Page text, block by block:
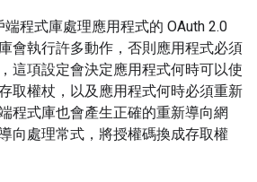
程式庫處理應用程式的 OAuth 2.0
會執行許多動作，否則應用程式必須
這項設定會決定應用程式何時可以使
取權杖，以及應用程式何時必須重新
程式庫也會產生正確的重新導向網
向處理常式，將授權碼換成存取權